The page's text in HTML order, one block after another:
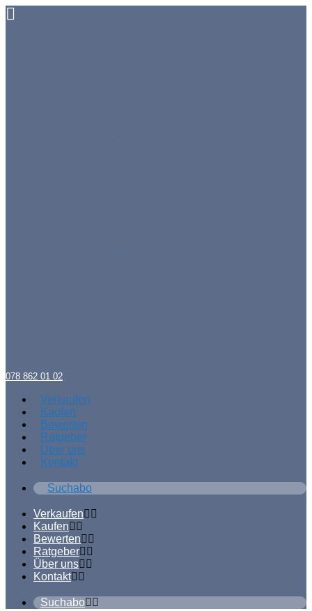
078 862 01 02
Verkaufen
Kaufen
Bewerten
Ratgeber
Über uns
Kontakt
Suchabo
Verkaufen
Kaufen
Bewerten
Ratgeber
Über uns
Kontakt
Suchabo